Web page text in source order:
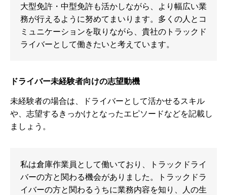
大型免許・中型免許も活かしながら、より幅広い業
務が行えるように努めてまいります。多くの人とコ
ミュニケーションを取りながら、貴社のトラックド
ライバーとして働きたいと考えています。
ドライバー未経験者向けの志望動機
未経験者の場合は、ドライバーとして活かせるスキル
や、志望するきっかけとなったエピソードなどを記載し
ましょう。
私は倉庫作業員として働いており、トラックドライ
バーの方と関わる機会がありました。トラックドラ
イバーの方と関わるうちに業務内容を知り、人の生